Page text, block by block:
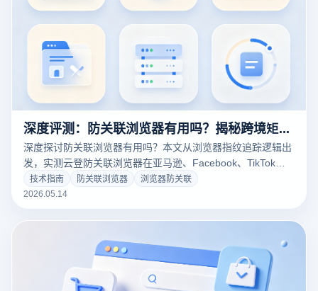
深度评测：防关联浏览器有用吗？揭秘跨境矩阵运营的“防封号”底层技术真相
深度探讨防关联浏览器有用吗？本文从浏览器指纹追踪逻辑出
发，实测云登防关联浏览器在亚马逊、Facebook、TikTok等
平台的安全表现。详解浏览器防关联核心原理、RPA自动化提
效及硬件隔离技术，助您打破关联封号魔咒，构建稳健的跨境
技术指南 防关联浏览器
浏览器防关联
2026.05.14